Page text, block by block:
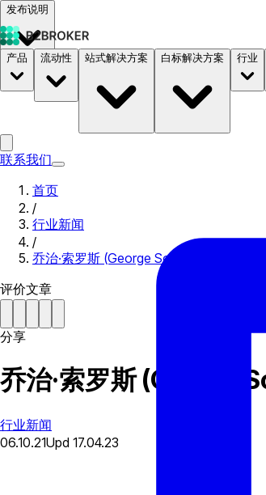
发布说明
文档 定价 B2STORE
产品 流动性 站式解决方案 白标解决方案 行业
联系我们
首页
/
行业新闻
/
乔治·索罗斯 (George Soros) 投资加密货币
评价文章
分享
乔治·索罗斯 (George
行业新闻
06.10.21Upd 17.04.23